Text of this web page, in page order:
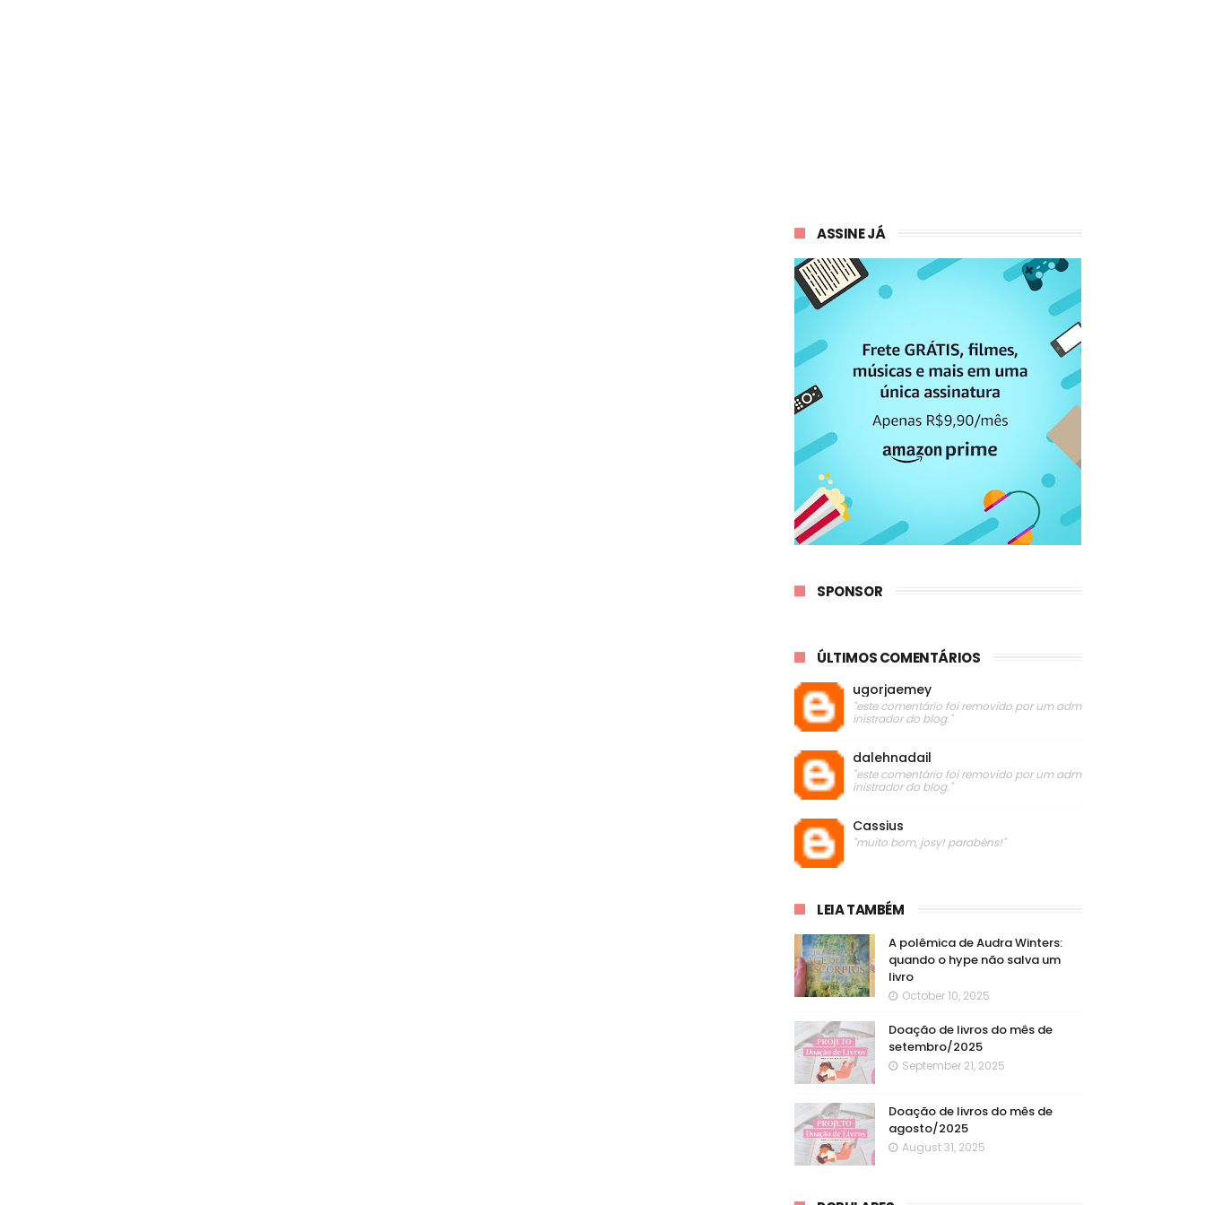
ASSINE JÁ
SPONSOR
ÚLTIMOS COMENTÁRIOS
ugorjaemey
"este comentário foi removido por um adm
inistrador do blog."
dalehnadail
"este comentário foi removido por um adm
inistrador do blog."
Cassius
"muito bom, josy! parabéns!"
LEIA TAMBÉM
A polêmica de Audra Winters:
quando o hype não salva um
livro
October 10, 2025
Doação de livros do mês de
setembro/2025
September 21, 2025
Doação de livros do mês de
agosto/2025
August 31, 2025